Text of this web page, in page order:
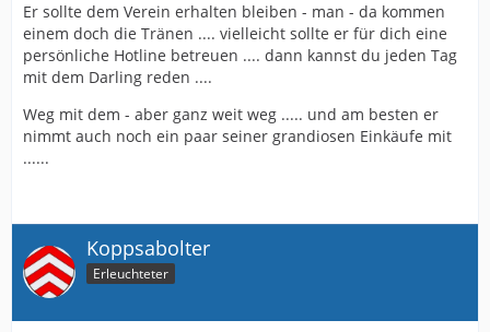
Er sollte dem Verein erhalten bleiben - man - da kommen
einem doch die Tränen .... vielleicht sollte er für dich eine
persönliche Hotline betreuen .... dann kannst du jeden Tag
mit dem Darling reden ....
Weg mit dem - aber ganz weit weg ..... und am besten er
nimmt auch noch ein paar seiner grandiosen Einkäufe mit
......
Koppsabolter
Erleuchteter